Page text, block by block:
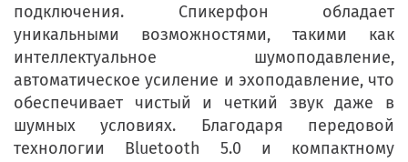
подключения. Спикерфон обладает
уникальными возможностями, такими как
интеллектуальное шумоподавление,
автоматическое усиление и эхоподавление, что
обеспечивает чистый и четкий звук даже в
шумных условиях. Благодаря передовой
технологии Bluetooth 5.0 и компактному